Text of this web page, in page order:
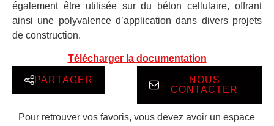
également être utilisée sur du béton cellulaire, offrant
ainsi une polyvalence d’application dans divers projets
de construction.
Télécharger la documentation
PARTAGER
NOUS
CONTACTER
Pour retrouver vos favoris, vous devez avoir un espace